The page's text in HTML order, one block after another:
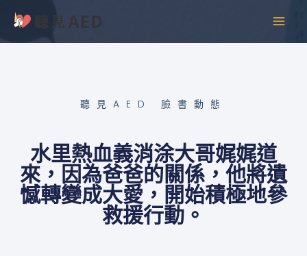
主
聽見AED 臉書動態
水里熱血義消涂大哥娓娓道
來，因為爸爸的關係，他將遺
憾轉變成大愛，開始積極地參
救援行動。